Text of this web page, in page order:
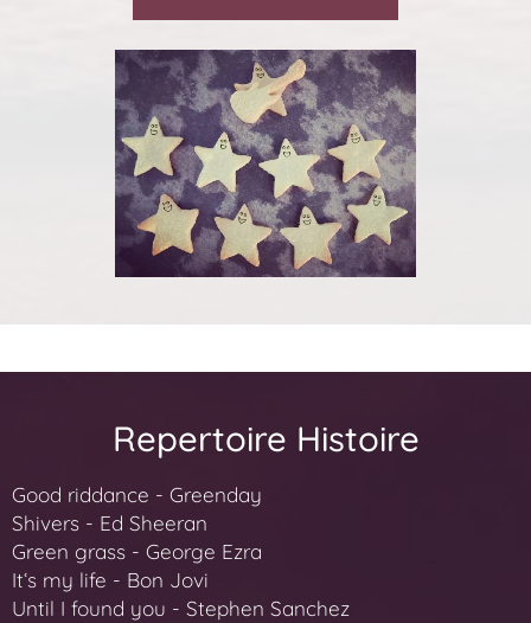
Repertoire Histoire
Good riddance - Greenday
Shivers - Ed Sheeran
Green grass - George Ezra
Itʻs my life - Bon Jovi
Until I found you - Stephen Sanchez